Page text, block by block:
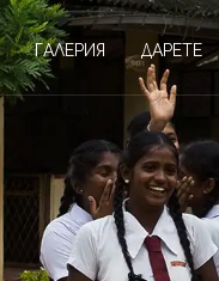
ГАЛЕРИЯ ДАРЕТЕ